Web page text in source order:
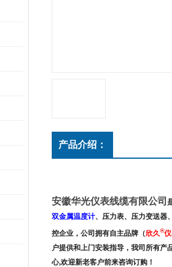
产品介绍：
安徽华光仪表线缆有限公司
双金属温度计、压力表、压力变送器
控企业，公司拥有自主品牌 （欣久®
户提供和上门安装指导，我司所有产
心,欢迎新老客户前来咨询订购！